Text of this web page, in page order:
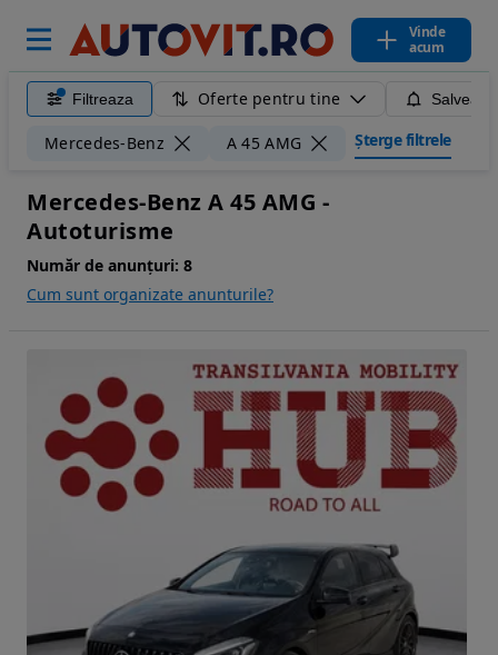
Vinde
acum
Filtreaza Oferte pentru tine
Mercedes-Benz A 45 AMG Șterge filtrele
Mercedes-Benz A 45 AMG -
Autoturisme
Număr de anunțuri: 8
Cum sunt organizate anunturile?